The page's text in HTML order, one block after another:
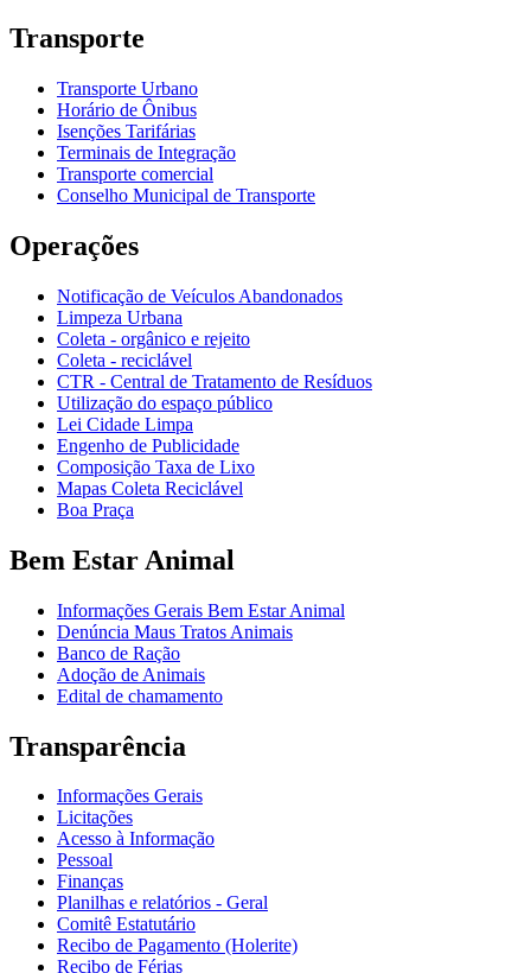
Transporte
Transporte Urbano
Horário de Ônibus
Isenções Tarifárias
Terminais de Integração
Transporte comercial
Conselho Municipal de Transporte
Operações
Notificação de Veículos Abandonados
Limpeza Urbana
Coleta - orgânico e rejeito
Coleta - reciclável
CTR - Central de Tratamento de Resíduos
Utilização do espaço público
Lei Cidade Limpa
Engenho de Publicidade
Composição Taxa de Lixo
Mapas Coleta Reciclável
Boa Praça
Bem Estar Animal
Informações Gerais Bem Estar Animal
Denúncia Maus Tratos Animais
Banco de Ração
Adoção de Animais
Edital de chamamento
Transparência
Informações Gerais
Licitações
Acesso à Informação
Pessoal
Finanças
Planilhas e relatórios - Geral
Comitê Estatutário
Recibo de Pagamento (Holerite)
Recibo de Férias